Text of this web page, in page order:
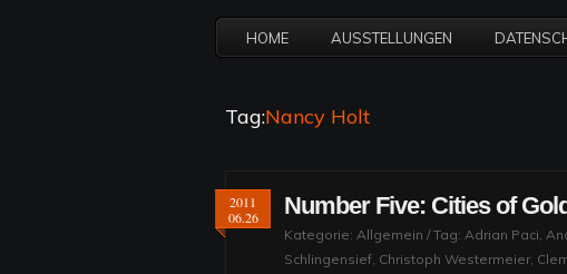
HOME AUSSTELLUNGEN
Tag:Nancy Holt
2011
06.26
Number Five: Cities of
Kategorie: Allgemein / Tag: Adrian Paci,
Schlingensief, Christoph Westermeier,